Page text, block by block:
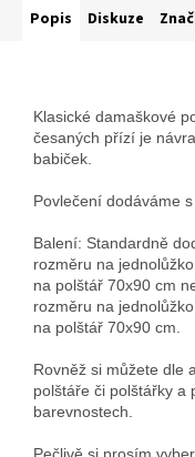
Popis Diskuze
Klasické damaškové
česaných přízí je
babiček.
Povlečení dodáváme
Balení: Standardně
rozměru na
na polštář 70x90 cm
rozměru na
na polštář 70x90 cm.
Rovněž si můžete dle
polštáře či polštářky a
barevnostech.